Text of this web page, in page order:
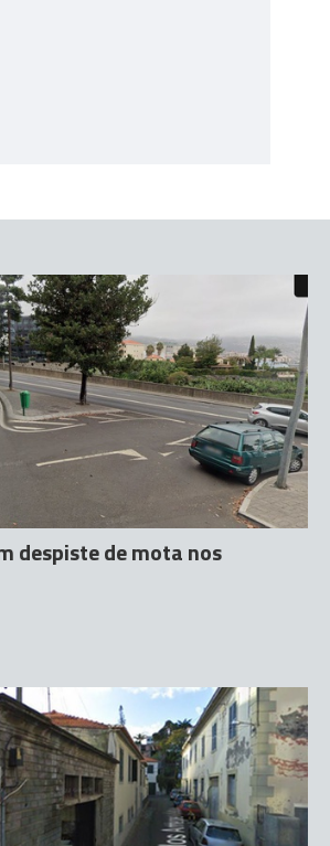
despiste de mota nos